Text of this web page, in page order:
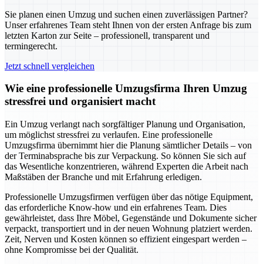
Sie planen einen Umzug und suchen einen zuverlässigen Partner?
Unser erfahrenes Team steht Ihnen von der ersten Anfrage bis zum
letzten Karton zur Seite – professionell, transparent und
termingerecht.
Jetzt schnell vergleichen
Wie eine professionelle Umzugsfirma Ihren Umzug
stressfrei und organisiert macht
Ein Umzug verlangt nach sorgfältiger Planung und Organisation,
um möglichst stressfrei zu verlaufen. Eine professionelle
Umzugsfirma übernimmt hier die Planung sämtlicher Details – von
der Terminabsprache bis zur Verpackung. So können Sie sich auf
das Wesentliche konzentrieren, während Experten die Arbeit nach
Maßstäben der Branche und mit Erfahrung erledigen.
Professionelle Umzugsfirmen verfügen über das nötige Equipment,
das erforderliche Know-how und ein erfahrenes Team. Dies
gewährleistet, dass Ihre Möbel, Gegenstände und Dokumente sicher
verpackt, transportiert und in der neuen Wohnung platziert werden.
Zeit, Nerven und Kosten können so effizient eingespart werden –
ohne Kompromisse bei der Qualität.